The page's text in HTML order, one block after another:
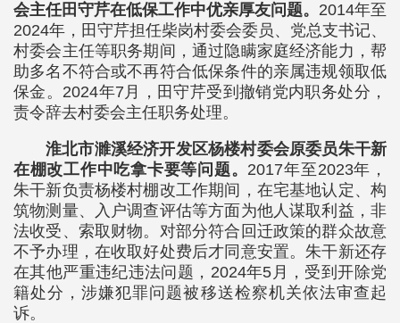
会主任田守芹在低保工作中优亲厚友问题。 2014年至
2024年，田守芹担任柴岗村委会委员、党总支书记、
村委会主任等职务期间，通过隐瞒家庭经济能力，帮
助多名不符合或不再符合低保条件的亲属违规领取低
保金。2024年7月，田守芹受到撤销党内职务处分，
责令辞去村委会主任职务处理。
淮北市濉溪经济开发区杨楼村委会原委员朱干新
在棚改工作中吃拿卡要等问题。 2017年至2023年，
朱干新负责杨楼村棚改工作期间，在宅基地认定、构
筑物测量、入户调查评估等方面为他人谋取利益，非
法收受、索取财物。对部分符合回迁政策的群众故意
不予办理，在收取好处费后才同意安置。朱干新还存
在其他严重违纪违法问题，2024年5月，受到开除党
籍处分，涉嫌犯罪问题被移送检察机关依法审查起
诉。